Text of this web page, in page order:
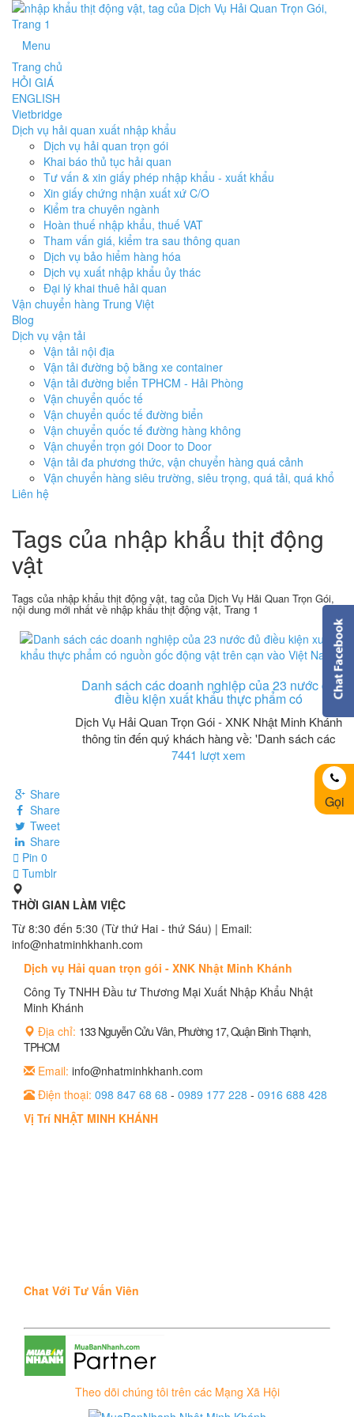
Menu
Trang chủ
HỎI GIÁ
ENGLISH
Vietbridge
Dịch vụ hải quan xuất nhập khẩu
Dịch vụ hải quan trọn gói
Khai báo thủ tục hải quan
Tư vấn & xin giấy phép nhập khẩu - xuất khẩu
Xin giấy chứng nhận xuất xứ C/O
Kiểm tra chuyên ngành
Hoàn thuế nhập khẩu, thuế VAT
Tham vấn giá, kiểm tra sau thông quan
Dịch vụ bảo hiểm hàng hóa
Dịch vụ xuất nhập khẩu ủy thác
Đại lý khai thuê hải quan
Vận chuyển hàng Trung Việt
Blog
Dịch vụ vận tải
Vận tải nội địa
Vận tải đường bộ bằng xe container
Vận tải đường biển TPHCM - Hải Phòng
Vận chuyển quốc tế
Vận chuyển quốc tế đường biển
Vận chuyển quốc tế đường hàng không
Vận chuyển trọn gói Door to Door
Vận tải đa phương thức, vận chuyển hàng quá cảnh
Vận chuyển hàng siêu trường, siêu trọng, quá tải, quá khổ
Liên hệ
Tags của nhập khẩu thịt động
vật
Tags của nhập khẩu thịt động vật, tag của Dịch Vụ Hải Quan Trọn Gói,
nội dung mới nhất về nhập khẩu thịt động vật, Trang 1
Danh sách các doanh nghiệp của 23 nước đủ
điều kiện xuất khẩu thực phẩm có
Dịch Vụ Hải Quan Trọn Gói - XNK Nhật Minh Khánh
thông tin đến quý khách hàng về: 'Danh sách các
7441 lượt xem
Share
Share
Tweet
Share
Pin 0
Tumblr
THỜI GIAN LÀM VIỆC
Từ 8:30 đến 5:30 (Từ thứ Hai - thứ Sáu) | Email:
info@nhatminhkhanh.com
Dịch vụ Hải quan trọn gói - XNK Nhật Minh Khánh
Công Ty TNHH Đầu tư Thương Mại Xuất Nhập Khẩu Nhật
Minh Khánh
Địa chỉ: 133 Nguyễn Cửu Vân, Phường 17, Quận Bình Thạnh,
TPHCM
Email: info@nhatminhkhanh.com
Điện thoại: 098 847 68 68 - 0989 177 228 - 0916 688 428
Vị Trí NHẬT MINH KHÁNH
Chat Với Tư Vấn Viên
Theo dõi chúng tôi trên các Mạng Xã Hội
Gọi